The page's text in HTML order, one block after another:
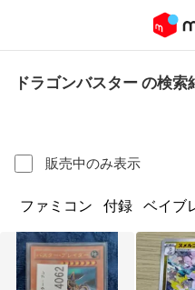
ドラゴンバスター の検索
販売中のみ表示
ファミコン 付録 ベイブ